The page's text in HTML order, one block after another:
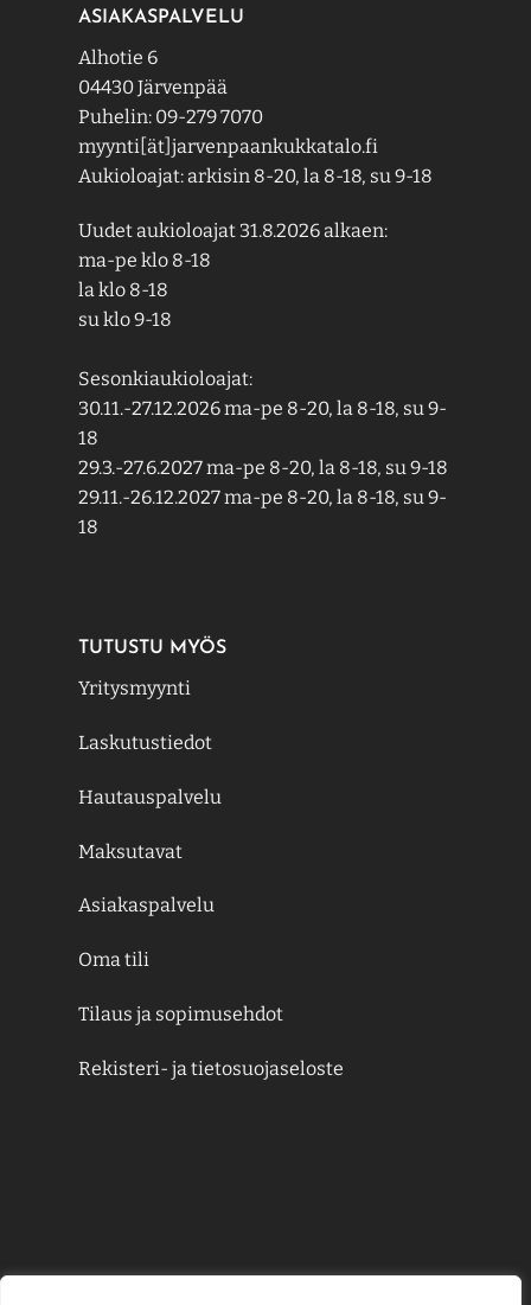
ASIAKASPALVELU
Alhotie 6
04430 Järvenpää
Puhelin: 09-279 7070
myynti[ät]jarvenpaankukkatalo.fi
Aukioloajat: arkisin 8-20, la 8-18, su 9-18
Uudet aukioloajat 31.8.2026 alkaen:
ma-pe klo 8-18
la klo 8-18
su klo 9-18
Sesonkiaukioloajat:
30.11.-27.12.2026 ma-pe 8-20, la 8-18, su 9-
18
29.3.-27.6.2027 ma-pe 8-20, la 8-18, su 9-18
29.11.-26.12.2027 ma-pe 8-20, la 8-18, su 9-
18
TUTUSTU MYÖS
Yritysmyynti
Laskutustiedot
Hautauspalvelu
Maksutavat
Asiakaspalvelu
Oma tili
Tilaus ja sopimusehdot
Rekisteri- ja tietosuojaseloste